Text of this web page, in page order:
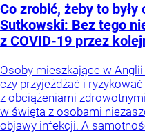
Co zrobić, żeby to
Sutkowski: Bez tego
z COVID-19 przez
Osoby mieszkające w
czy przyjeżdżać i
z obciążeniami
w święta z osobami
objawy infekcji. A